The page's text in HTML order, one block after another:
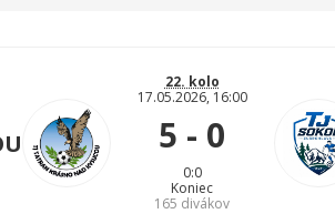
22. kolo
17.05.2026, 16:00
5 - 0
0:0
Koniec
165 divákov